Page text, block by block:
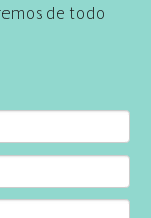
de todo